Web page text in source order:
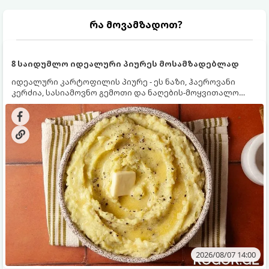
რა მოვამზადოთ?
8 საიდუმლო იდეალური პიურეს მოსამზადებლად
იდეალური კარტოფილის პიურე - ეს ნაზი, ჰაეროვანი
კერძია, სასიამოვნო გემოთი და ნაღების-მოყვითალო
ფერით. მისი მომზადება ძალიან მარტივია, მაგრამ
არსებობს რამდენიმე საიდუმლო, რომლებიც უნდა
იცოდეთ, რომ პიურე იდეალურად გემრიელი გამოვიდეს.
2026/08/07 14:00